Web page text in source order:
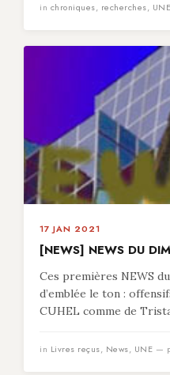
in chroniques, recherches, UNE
17 JAN 2021
[NEWS] NEWS DU
Ces premières NEWS
d’emblée le ton :
CUHEL comme de
in Livres reçus, News, UNE —